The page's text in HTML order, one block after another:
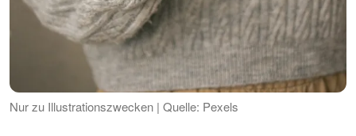
Nur zu Illustrationszwecken | Quelle: Pexels